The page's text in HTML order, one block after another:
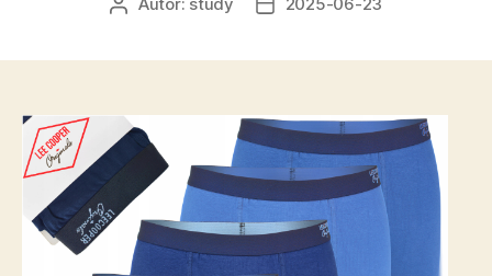
Autor
Data